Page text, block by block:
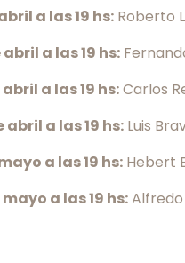
a las 19 hs: Roberto
a las 19 hs:
a las 19 hs:Carlos
a las 19 hs: Luis
a las 19 hs: Hebert
a las 19 hs:Alfredo